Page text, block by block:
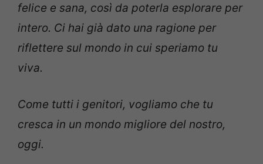
felice e sana, così da poterla esplorare per
intero. Ci hai già dato una ragione per
riflettere sul mondo in cui speriamo tu
viva.
Come tutti i genitori, vogliamo che tu
cresca in un mondo migliore del nostro,
oggi.